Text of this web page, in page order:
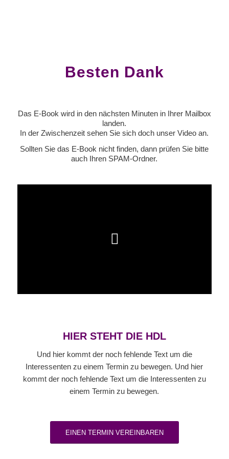
Besten Dank
Das E-Book wird in den nächsten Minuten in Ihrer Mailbox
landen.
In der Zwischenzeit sehen Sie sich doch unser Video an.
Sollten Sie das E-Book nicht finden, dann prüfen Sie bitte
auch Ihren SPAM-Ordner.
HIER STEHT DIE HDL
Und hier kommt der noch fehlende Text um die
Interessenten zu einem Termin zu bewegen. Und hier
kommt der noch fehlende Text um die Interessenten zu
einem Termin zu bewegen.
EINEN TERMIN VEREINBAREN